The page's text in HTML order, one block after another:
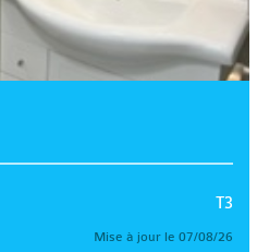
T3
Mise à jour le 07/08/26